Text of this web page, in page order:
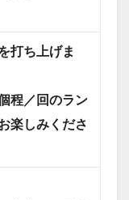
打ち上げま
程／回のラン
楽しみくださ